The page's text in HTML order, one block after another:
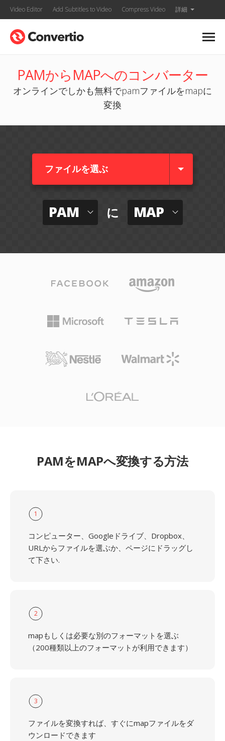
Video Editor Add Subtitles to Video Compress Video 詳細
PAMからMAPへのコンバーター
オンラインでしかも無料でpamファイルをmapに
変換
ファイルを選ぶ
PAM に MAP
PAMをMAPへ変換する方法
1
コンピューター、Googleドライブ、Dropbox、
URLからファイルを選ぶか、ページにドラッグし
て下さい.
2
mapもしくは必要な別のフォーマットを選ぶ
（200種類以上のフォーマットが利用できます）
3
ファイルを変換すれば、すぐにmapファイルをダ
ウンロードできます